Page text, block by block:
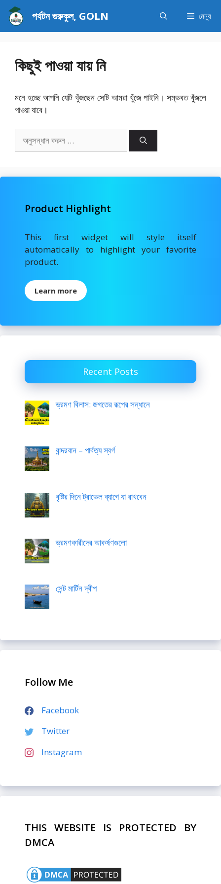
এড়িেয়
লেখায়
যান
পর্যটন গুরুকুল, GOLN মেন্যু
কিছুই পাওয়া যায় নি
মনে হচ্ছে আপনি যেটি খুঁজছেন সেটি আমরা খুঁজে পাইনি। সম্ভবত খুঁজলে
পাওয়া যাবে।
Product Highlight
This first widget will style itself
automatically to highlight your favorite
product.
Learn more
Recent Posts
ভ্রমণ বিলাস: জগতের রূপের সন্ধানে
বান্দরবান – পার্বত্য স্বর্গ
বৃষ্টির দিনে ট্রাভেল ব্যাগে যা রাখবেন
ভ্রমণকারীদের আকর্ষণগুলো
সেন্ট মার্টিন দ্বীপ
Follow Me
Facebook
Twitter
Instagram
THIS WEBSITE IS PROTECTED BY
DMCA